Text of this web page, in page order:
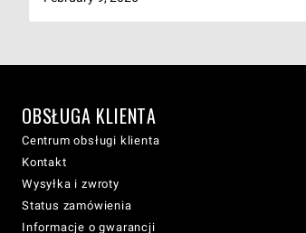
OBSŁUGA KLIENTA
Centrum obsługi klienta
Kontakt
Wysyłka i zwroty
Status zamówienia
Informacje o gwarancji